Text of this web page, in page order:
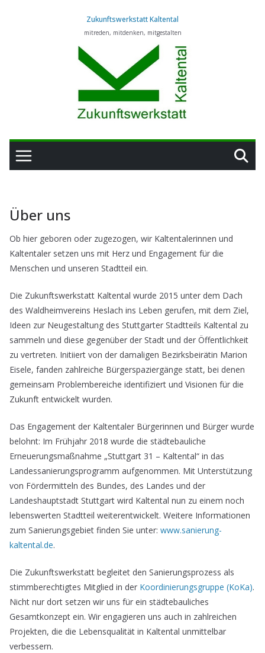
Zukunftswerkstatt Kaltental
mitreden, mitdenken, mitgestalten
Über uns
Ob hier geboren oder zugezogen, wir Kaltentalerinnen und
Kaltentaler setzen uns mit Herz und Engagement für die
Menschen und unseren Stadtteil ein.
Die Zukunftswerkstatt Kaltental wurde 2015 unter dem Dach
des Waldheimvereins Heslach ins Leben gerufen, mit dem Ziel,
Ideen zur Neugestaltung des Stuttgarter Stadtteils Kaltental zu
sammeln und diese gegenüber der Stadt und der Öffentlichkeit
zu vertreten. Initiiert von der damaligen Bezirksbeirätin Marion
Eisele, fanden zahlreiche Bürgerspaziergänge statt, bei denen
gemeinsam Problembereiche identifiziert und Visionen für die
Zukunft entwickelt wurden.
Das Engagement der Kaltentaler Bürgerinnen und Bürger wurde
belohnt: Im Frühjahr 2018 wurde die städtebauliche
Erneuerungsmaßnahme „Stuttgart 31 – Kaltental“ in das
Landessanierungsprogramm aufgenommen. Mit Unterstützung
von Fördermitteln des Bundes, des Landes und der
Landeshauptstadt Stuttgart wird Kaltental nun zu einem noch
lebenswerten Stadtteil weiterentwickelt. Weitere Informationen
zum Sanierungsgebiet finden Sie unter: www.sanierung-
kaltental.de.
Die Zukunftswerkstatt begleitet den Sanierungsprozess als
stimmberechtigtes Mitglied in der Koordinierungsgruppe (KoKa).
Nicht nur dort setzen wir uns für ein städtebauliches
Gesamtkonzept ein. Wir engagieren uns auch in zahlreichen
Projekten, die die Lebensqualität in Kaltental unmittelbar
verbessern.